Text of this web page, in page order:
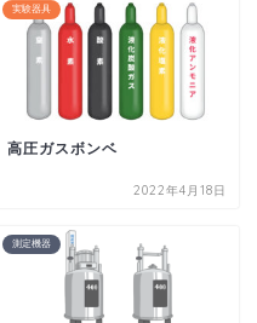
実験器具
高圧ガスボンベ
2022年4月18日
測定機器